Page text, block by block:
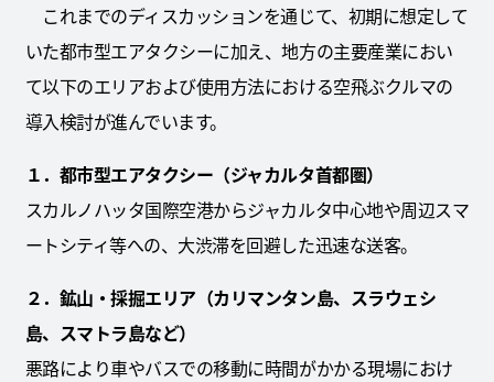
これまでのディスカッションを通じて、初期に想定して
いた都市型エアタクシーに加え、地方の主要産業におい
て以下のエリアおよび使用方法における空飛ぶクルマの
導入検討が進んでいます。
１．都市型エアタクシー（ジャカルタ首都圏）
スカルノハッタ国際空港からジャカルタ中心地や周辺スマ
ートシティ等への、大渋滞を回避した迅速な送客。
２．鉱山・採掘エリア（カリマンタン島、スラウェシ
島、スマトラ島など）
悪路により車やバスでの移動に時間がかかる現場におけ